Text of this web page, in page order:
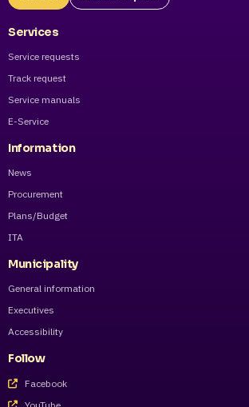
Services
Service requests
Track request
Service manuals
E-Service
Information
News
Procurement
Plans/Budget
ITA
Municipality
General information
Executives
Accessibility
Follow
Facebook